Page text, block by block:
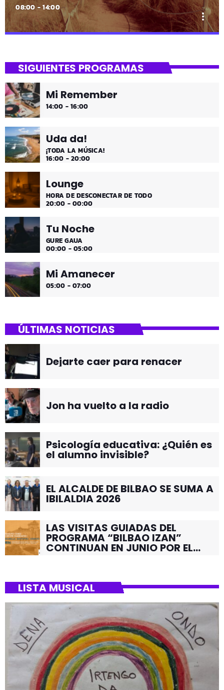
08:00 - 14:00
more_vert
¡Es fin de semana!
¡Música y más música los fines de semana!
SIGUIENTES PROGRAMAS
Mi Remember
14:00 - 16:00
Uda da!
¡TODA LA MÚSICA!
16:00 - 20:00
Lounge
HORA DE DESCONECTAR DE TODO
20:00 - 00:00
Tu Noche
GURE GAUA
00:00 - 05:00
Mi Amanecer
05:00 - 07:00
ÚLTIMAS NOTICIAS
Dejarte caer para renacer
Jon ha vuelto a la radio
Psicología educativa: ¿Quién es
el alumno invisible?
EL ALCALDE DE BILBAO SE SUMA A
IBILALDIA 2026
LAS VISITAS GUIADAS DEL
PROGRAMA “BILBAO IZAN”
CONTINUAN EN JUNIO POR EL
LISTA MUSICAL